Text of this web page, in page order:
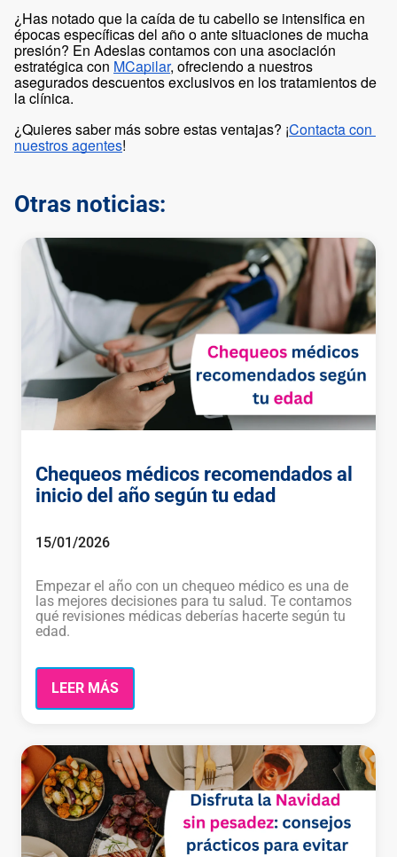
¿Has notado que la caída de tu cabello se intensifica en
épocas específicas del año o ante situaciones de mucha
presión? En Adeslas contamos con una asociación
estratégica con MCapilar, ofreciendo a nuestros
asegurados descuentos exclusivos en los tratamientos de
la clínica.
¿Quieres saber más sobre estas ventajas? ¡Contacta con
nuestros agentes!
Otras noticias:
Chequeos médicos recomendados al
inicio del año según tu edad
15/01/2026
Empezar el año con un chequeo médico es una de
las mejores decisiones para tu salud. Te contamos
qué revisiones médicas deberías hacerte según tu
edad.
LEER MÁS